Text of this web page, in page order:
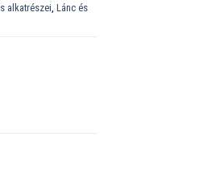
alkatrészei ,Lánc és